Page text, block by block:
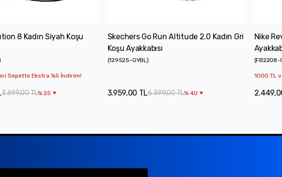
8 Kadın Siyah Koşu
Sepette Ekstra %5 İndirim!
3.699,00 TL%25
Skechers Go Run Altitude 2.0 Kadın Gri
Koşu Ayakkabısı
(129525-GYBL)
6.599,00 TL%40
3.959,00 TL
Nike
(FB2208-
1000 TL